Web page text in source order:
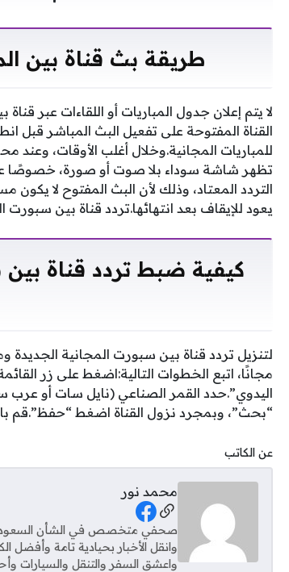
طريقة بث قناة بين
لا يتم إعلان جدول المباريات أو اللقاءات عبر
القناة المفتوحة على تفعيل البث المباشر قبل
التردد المعتاد، وذلك لأن البث المفتوح لا
يعود للإيقاف بعد انتهائها.تردد قناة بين سبورت
كيفية ضبط تردد قناة بين
اليدوي”.حدد القمر الصناعي (نايل سات أو عرب
“بحث”، وبمجرد نزول القناة اضغط “حفظ”.قم
عن الكاتب
محمد نور
Social Links
وانقل الأخبار بحيادية تامة وأفضل
واعشق السفر والتنقل والسيارات